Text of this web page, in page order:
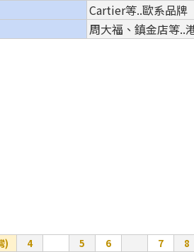
Cartier等..歐系品牌
周大福、鎮金店等..
) 4 5 6 7 8